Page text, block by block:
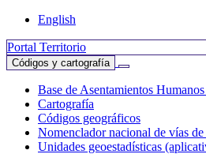
English
Portal Territorio
Códigos y cartografía
Base de Asentamientos
Cartografía
Códigos geográficos
Nomenclador nacional de vías
Unidades geoestadísticas